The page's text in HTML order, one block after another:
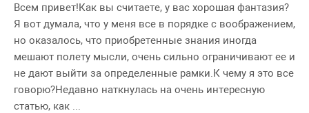
Всем привет!Как вы считаете, у вас хорошая фантазия?
Я вот думала, что у меня все в порядке с воображением,
но оказалось, что приобретенные знания иногда
мешают полету мысли, очень сильно ограничивают ее и
не дают выйти за определенные рамки.К чему я это все
говорю?Недавно наткнулась на очень интересную
статью, как ...